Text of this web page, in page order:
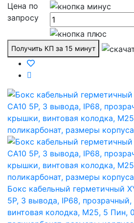
Цена по
запросу
Получить КП за 15 минут
Бокс кабельный герметичный
5P, 3 вывода, IP68,
винтовая колодка, М25, 5 Пин,